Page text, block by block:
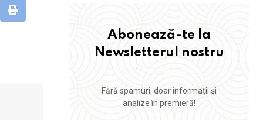
Print
Abonează-te la
Newsletterul nostru
Fără spamuri, doar informații și
analize în premieră!